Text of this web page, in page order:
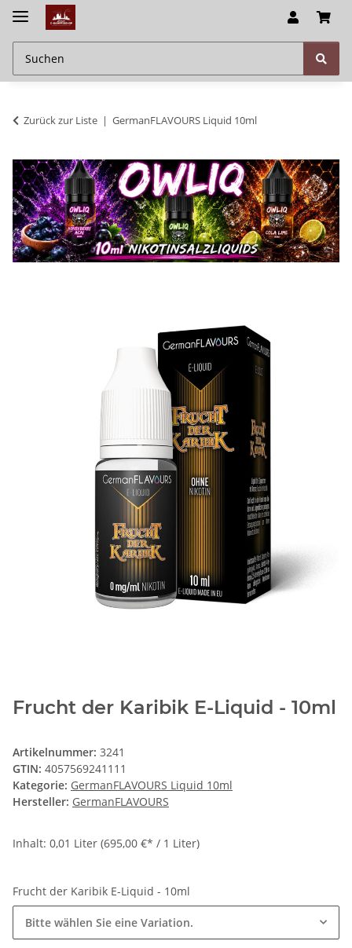
Zurück zur Liste GermanFLAVOURS Liquid 10ml
Frucht der Karibik E-Liquid - 10ml
Artikelnummer: 3241
GTIN: 4057569241111
Kategorie: GermanFLAVOURS Liquid 10ml
Hersteller: GermanFLAVOURS
Inhalt: 0,01 Liter (695,00 €* / 1 Liter)
Frucht der Karibik E-Liquid - 10ml
Bitte wählen Sie eine Variation.